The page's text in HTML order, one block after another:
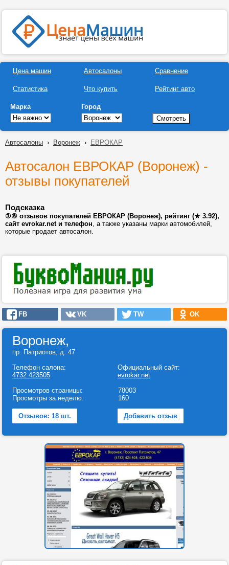
Цена машин
Статистика
Автосалоны
Что купить
Сравнение
Рейтинг авто
Марка Город
Автосалоны › Воронеж › ЕВРОКАР
Автосалон ЕВРОКАР (Воронеж) -
отзывы покупателей
Подсказка
①⑧ отзывов покупателей ЕВРОКАР (Воронеж), рейтинг (★ 3.92),
сайт evrokar.net и телефон, а также указаны марки автомобилей,
которые продает автосалон.
FB VK TW OK
Воронеж,
пр. Патриотов, д. 47
Телефон салона:
4732 423505
Официальный сайт:
evrokar.net
Просмотров страницы:
Просмотры за неделю:
78003
160
Отзывов: 18 шт. Добавить отзыв